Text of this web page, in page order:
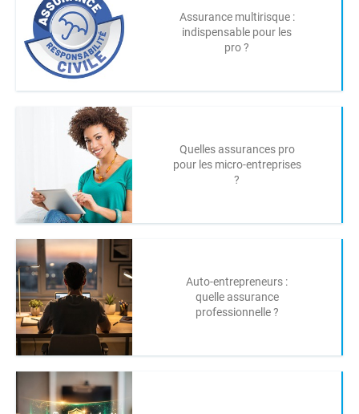
Assurance multirisque :
indispensable pour les
pro ?
Quelles assurances pro
pour les micro-entreprises
?
Auto-entrepreneurs :
quelle assurance
professionnelle ?